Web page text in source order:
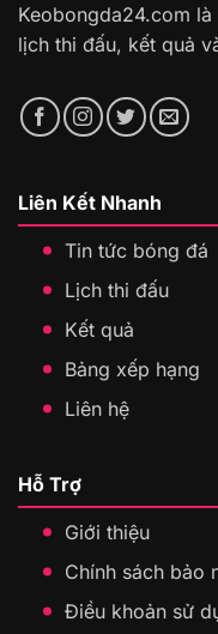
Keobongda24.com
lịch thi đấu, kết quả
Liên Kết Nhanh
Tin tức bóng đá
Lịch thi đấu
Kết quả
Bảng xếp hạng
Liên hệ
Hỗ Trợ
Giới thiệu
Chính sách bảo
Điều khoản sử